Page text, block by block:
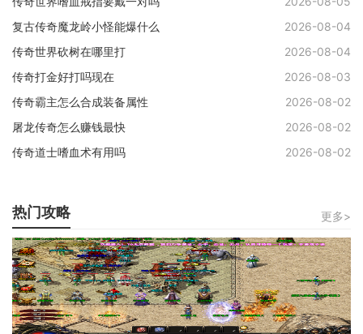
复古传奇魔龙岭小怪能爆什么
2026-08-04
传奇世界砍树在哪里打
2026-08-04
传奇打金好打吗现在
2026-08-03
传奇霸主怎么合成装备属性
2026-08-02
屠龙传奇怎么赚钱最快
2026-08-02
传奇道士嗜血术有用吗
2026-08-02
热门攻略 更多>